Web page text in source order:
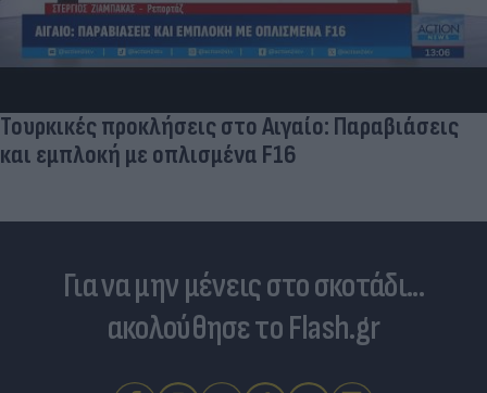
Τουρκικές προκλήσεις στο Αιγαίο: Παραβιάσεις
και εμπλοκή με οπλισμένα F16
Για να μην μένεις στο σκοτάδι...
ακολούθησε το Flash.gr